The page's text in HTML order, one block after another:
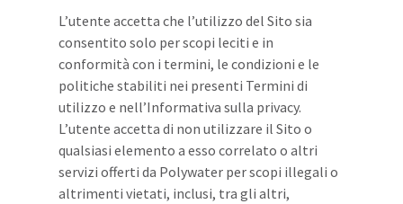
L’utente accetta che l’utilizzo del Sito sia
consentito solo per scopi leciti e in
conformità con i termini, le condizioni e le
politiche stabiliti nei presenti Termini di
utilizzo e nell’Informativa sulla privacy.
L’utente accetta di non utilizzare il Sito o
qualsiasi elemento a esso correlato o altri
servizi offerti da Polywater per scopi illegali o
altrimenti vietati, inclusi, tra gli altri,